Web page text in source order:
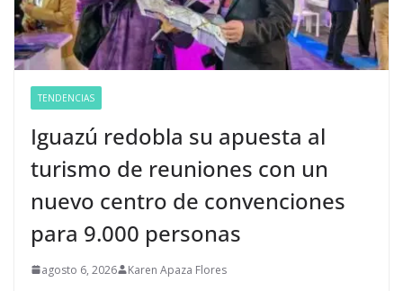
TENDENCIAS
Iguazú redobla su apuesta al
turismo de reuniones con un
nuevo centro de convenciones
para 9.000 personas
agosto 6, 2026 Karen Apaza Flores